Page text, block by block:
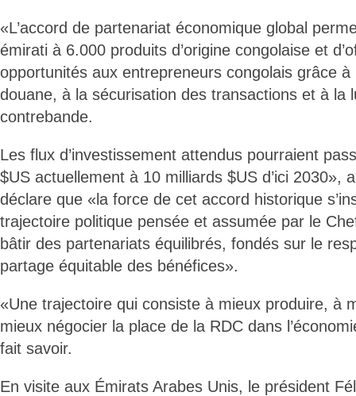
«L’accord de partenariat économique global
émirati à 6.000 produits d’origine congolaise et
opportunités aux entrepreneurs congolais grâce
douane, à la sécurisation des transactions et à la
contrebande.
Les flux d’investissement attendus pourraient
$US actuellement à 10 milliards $US d’ici 2030»,
déclare que «la force de cet accord historique
trajectoire politique pensée et assumée par le
bâtir des partenariats équilibrés, fondés sur le
partage équitable des bénéfices».
«Une trajectoire qui consiste à mieux produire, à
mieux négocier la place de la RDC dans
fait savoir.
En visite aux Émirats Arabes Unis, le président